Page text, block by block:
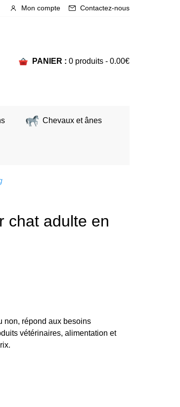
Mon compte Contactez-nous
PANIER : 0 produits - 0.00€
Chevaux et ânes
chat adulte en
non, répond aux besoins
vétérinaires, alimentation et